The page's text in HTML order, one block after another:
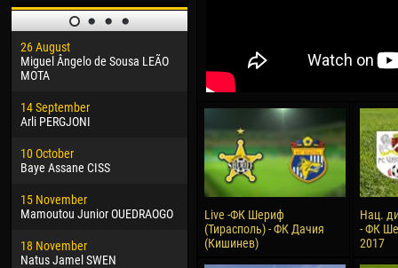
26 August
Miguel Ângelo de Sousa LEÃO
MOTA
14 September
Arli PERGJONI
10 October
Baye Assane CISS
15 November
Mamoutou Junior OUEDRAOGO
18 November
Natus Jamel SWEN
Dhoraso Moreo KLAS
24 February
Vladislav COSTIN
02 March
Veaceslav COZMA
09 March
Emmanuel AFETSE
20 March
Jayder Moreno ASPRILLA
15
24
28
Live -ФК Шериф
(Тирасполь) - ФК Дачия
(Кишинев)
Нац.
- ФК
2017